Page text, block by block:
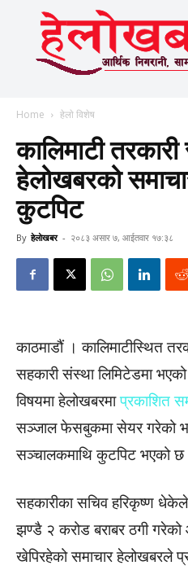
Home हेलाे विशेष
कालिमाटी
हेलोखबरको
कुटपिट
By हेलाेखबर - २०८३ असार ७, आईतवार १७:३८
काठमाडौं । कालिमाटीस्थित
सहकारी संस्था लिमिटेडमा
विषयमा हेलोखबरमाप्रकाशित
सञ्जाल फेसबुकमा सेयर गरेको
सञ्चालकमाथि कुटपिट भएको छ
सहकारीका सचिव हरिकृष्ण
झण्डै २ करोड बराबर ठगी गरेको
खेपिरहेको समाचार हेलोखबरले